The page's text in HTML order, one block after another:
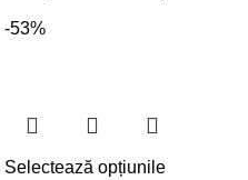
-53%
Selectează opțiunile